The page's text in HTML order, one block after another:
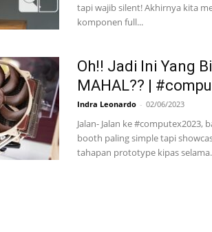
tapi wajib silent! Akhirnya kita
komponen full...
Oh!! Jadi Ini Yang
MAHAL?? |
Indra Leonardo - 02/06/2023
Jalan- Jalan ke
booth paling simple tapi
tahapan prototype kipas